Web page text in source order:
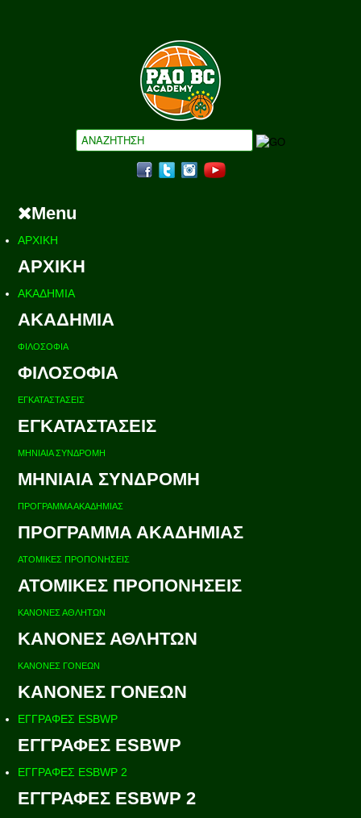
Menu
ΑΡΧΙΚΗ
ΑΡΧΙΚΗ
ΑΚΑΔΗΜΙΑ
ΑΚΑΔΗΜΙΑ
ΦΙΛΟΣΟΦΙΑ
ΦΙΛΟΣΟΦΙΑ
ΕΓΚΑΤΑΣΤΑΣΕΙΣ
ΕΓΚΑΤΑΣΤΑΣΕΙΣ
ΜΗΝΙΑΙΑ ΣΥΝΔΡΟΜΗ
ΜΗΝΙΑΙΑ ΣΥΝΔΡΟΜΗ
ΠΡΟΓΡΑΜΜΑ ΑΚΑΔΗΜΙΑΣ
ΠΡΟΓΡΑΜΜΑ ΑΚΑΔΗΜΙΑΣ
ΑΤΟΜΙΚΕΣ ΠΡΟΠΟΝΗΣΕΙΣ
ΑΤΟΜΙΚΕΣ ΠΡΟΠΟΝΗΣΕΙΣ
ΚΑΝΟΝΕΣ ΑΘΛΗΤΩΝ
ΚΑΝΟΝΕΣ ΑΘΛΗΤΩΝ
ΚΑΝΟΝΕΣ ΓΟΝΕΩΝ
ΚΑΝΟΝΕΣ ΓΟΝΕΩΝ
ΕΓΓΡΑΦΕΣ ESBWP
ΕΓΓΡΑΦΕΣ ESBWP
ΕΓΓΡΑΦΕΣ ESBWP 2
ΕΓΓΡΑΦΕΣ ESBWP 2